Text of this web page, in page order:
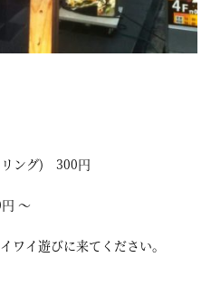
リング) 300円
～
イ遊びに来てください。